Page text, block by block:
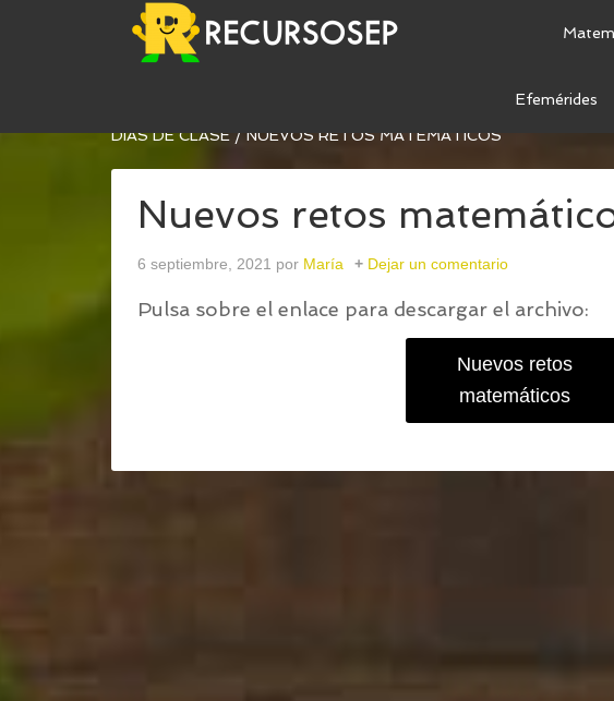
Efemérides
COLECCIÓN DE NUEVOS RETOS
DÍAS DE CLASE / NUEVOS RETOS MATEMÁTICOS
Nuevos retos
6 septiembre, 2021 por María Dejar un comentario
Pulsa sobre el enlace para descargar el archivo:
Nuevos retos
matemáticos